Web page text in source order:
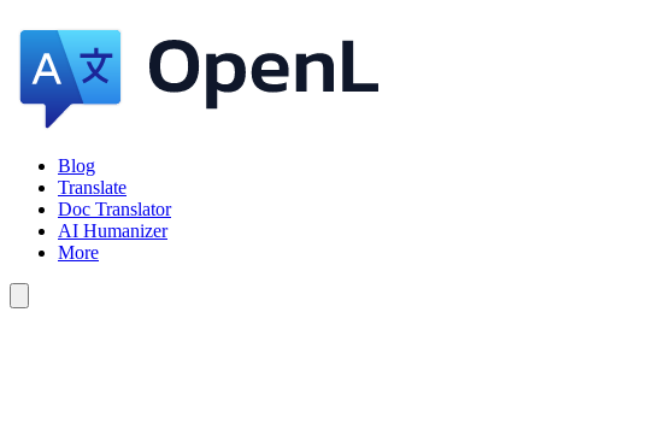
Blog
Translate
Doc Translator
AI Humanizer
More